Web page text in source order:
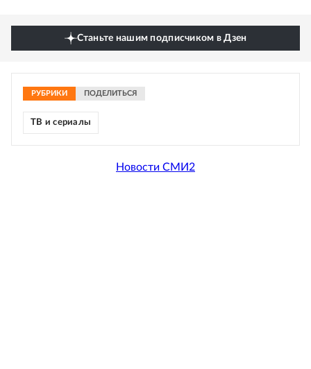
Станьте нашим подписчиком в Дзен
РУБРИКИ ПОДЕЛИТЬСЯ
ТВ и сериалы
Новости СМИ2